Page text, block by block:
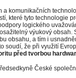
a komunikačních
které tyto technologie
logického
výukový obsah.
obsahu, a tím i
soudí, že při využití
před tvorbou
České